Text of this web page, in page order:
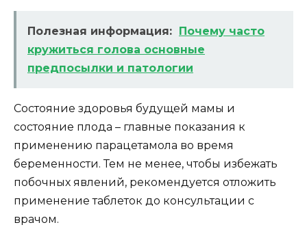
Полезная информация: Почему часто
кружиться голова основные
предпосылки и патологии
Состояние здоровья будущей мамы и
состояние плода – главные показания к
применению парацетамола во время
беременности. Тем не менее, чтобы избежать
побочных явлений, рекомендуется отложить
применение таблеток до консультации с
врачом.